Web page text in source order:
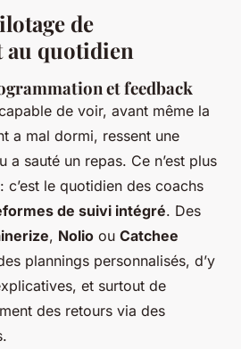
de
quotidien
et feedback
de voir, avant même la
a mal dormi, ressent une
a sauté un repas. Ce n’est plus
le quotidien des coachs
de suivi intégré. Des
, Nolio ou Catchee
plannings personnalisés, d’y
et surtout de
des retours via des